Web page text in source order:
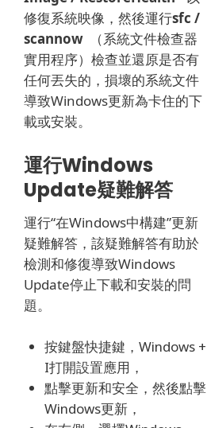
修復系統映像，然後運行sfc /
scannow （系統文件檢查器
實用程序）檢查並還原是否有
任何丟失的，損壞的系統文件
導致Windows更新為卡住的下
載或安裝。
運行Windows
Update疑難解答
運行“在Windows中構建”更新
疑難解答，該疑難解答有助於
檢測和修復導致Windows
Update停止下載和安裝的問
題。
按鍵盤快捷鍵，Windows +
I打開設置應用，
點擊更新和安全，然後點擊
Windows更新，